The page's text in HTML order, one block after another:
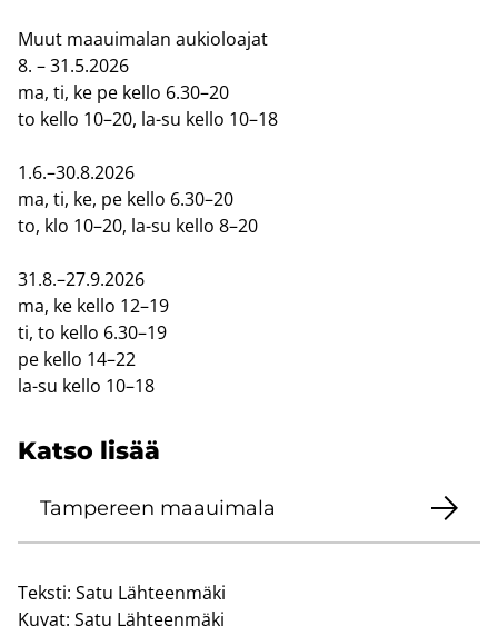
Muut maa­ui­ma­lan au­kio­loa­jat
8. – 31.5.2026
ma, ti, ke pe kello 6.30–20
to kello 10–20, la-su kello 10–18
1.6.–30.8.2026
ma, ti, ke, pe kello 6.30–20
to, klo 10–20, la-su kello 8–20
31.8.–27.9.2026
ma, ke kello 12–19
ti, to kello 6.30–19
pe kello 14–22
la-su kello 10–18
Katso lisää
Tam­pe­reen maa­ui­ma­la
Teksti: Satu Lähteenmäki
Kuvat: Satu Lähteenmäki